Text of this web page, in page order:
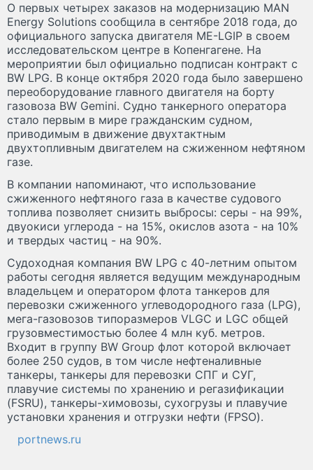
О первых четырех заказов на модернизацию MAN
Energy Solutions сообщила в сентябре 2018 года, до
официального запуска двигателя ME-LGIP в своем
исследовательском центре в Копенгагене. На
мероприятии был официально подписан контракт с
BW LPG. В конце октября 2020 года было завершено
переоборудование главного двигателя на борту
газовоза BW Gemini. Судно танкерного оператора
стало первым в мире гражданским судном,
приводимым в движение двухтактным
двухтопливным двигателем на сжиженном нефтяном
газе.
В компании напоминают, что использование
сжиженного нефтяного газа в качестве судового
топлива позволяет снизить выбросы: серы - на 99%,
двуокиси углерода - на 15%, окислов азота - на 10%
и твердых частиц - на 90%.
Судоходная компания BW LPG с 40-летним опытом
работы сегодня является ведущим международным
владельцем и оператором флота танкеров для
перевозки сжиженного углеводородного газа (LPG),
мега-газовозов типоразмеров VLGC и LGC общей
грузовместимостью более 4 млн куб. метров.
Входит в группу BW Group флот которой включает
более 250 судов, в том числе нефтеналивные
танкеры, танкеры для перевозки СПГ и СУГ,
плавучие системы по хранению и регазификации
(FSRU), танкеры-химовозы, сухогрузы и плавучие
установки хранения и отгрузки нефти (FPSO).
portnews.ru